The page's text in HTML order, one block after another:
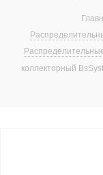
коллекторный